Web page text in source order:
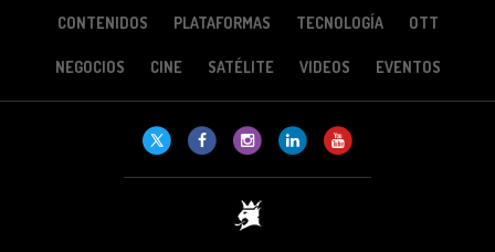
CONTENIDOS PLATAFORMAS TECNOLOGÍA OTT
NEGOCIOS CINE SATÉLITE VIDEOS EVENTOS